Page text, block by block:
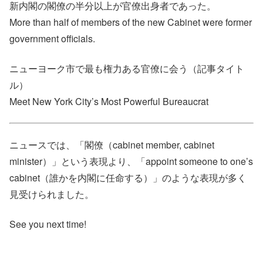
新内閣の閣僚の半分以上が官僚出身者であった。
More than half of members of the new Cabinet were former
government officials.
ニューヨーク市で最も権力ある官僚に会う（記事タイト
ル）
Meet New York City’s Most Powerful Bureaucrat
ニュースでは、「閣僚（cabinet member, cabinet
minister）」という表現より、「appoint someone to one’s
cabinet（誰かを内閣に任命する）」のような表現が多く
見受けられました。
See you next time!